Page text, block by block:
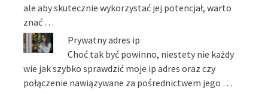
ale aby skutecznie wykorzystać jej potencjał, warto
znać …
Prywatny adres ip
Choć tak być powinno, niestety nie każdy
wie jak szybko sprawdzić moje ip adres oraz czy
połączenie nawiązywane za pośrednictwem jego …